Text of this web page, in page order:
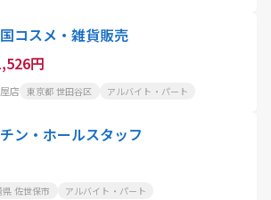
コスメ・雑貨販売
円
店 東京都 世田谷区 アルバイト・パート
ン・ホールスタッフ
県 佐世保市 アルバイト・パート